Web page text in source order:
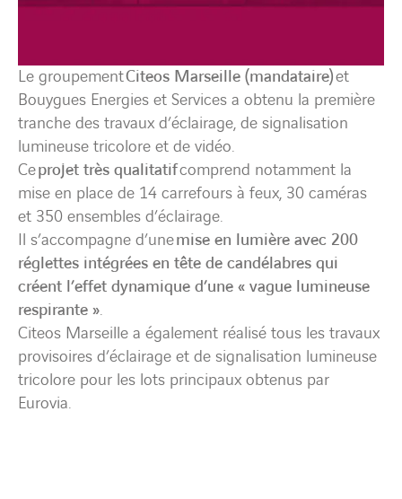
Le groupementCiteos Marseille (mandataire)et
Bouygues Energies et Services a obtenu la première
tranche des travaux d’éclairage, de signalisation
lumineuse tricolore et de vidéo.
Ceprojet très qualitatifcomprend notamment la
mise en place de 14 carrefours à feux, 30 caméras
et 350 ensembles d’éclairage.
Il s’accompagne d’unemise en lumière avec 200
réglettes intégrées en tête de candélabres qui
créent l’effet dynamique d’une « vague lumineuse
respirante ».
Citeos Marseille a également réalisé tous les travaux
provisoires d’éclairage et de signalisation lumineuse
tricolore pour les lots principaux obtenus par
Eurovia.